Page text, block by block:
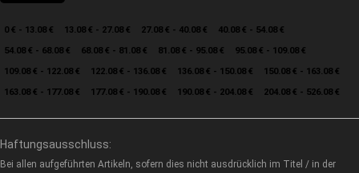
0 € - 13.08 € 13.08 € - 27.08 € 27.08 € - 40.08 €
40.08 € - 54.08 €
54.08 € - 68.08 €
68.08 € - 81.08 € 81.08 € - 95.08 €
95.08 € - 109.08 €
109.08 € - 122.08 €
122.08 € - 136.08 € 136.08 € - 150.08 €
150.08 € - 163.08 €
163.08 € - 177.08 €
177.08 € - 190.08 € 190.08 € - 204.08 € 204.08 € - 526.08 €
Haftungsausschluss:
Bei allen aufgeführten Artikeln, sofern dies nicht ausdrücklich im Titel / in der